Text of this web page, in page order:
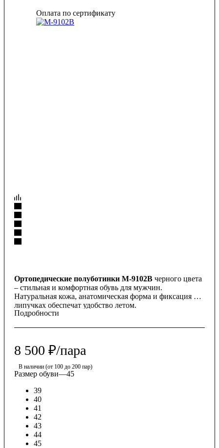
Оплата по сертификату
Ортопедические полуботинки М-9102В черного цвета
– стильная и комфортная обувь для мужчин.
Натуральная кожа, анатомическая форма и фиксация на
липучках обеспечат удобство летом.
Подробности
8 500 ₽/пара
В наличии (от 100 до 200 пар)
Размер обуви—45
39
40
41
42
43
44
45